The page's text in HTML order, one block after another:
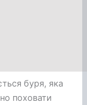
буря, яка
поховати